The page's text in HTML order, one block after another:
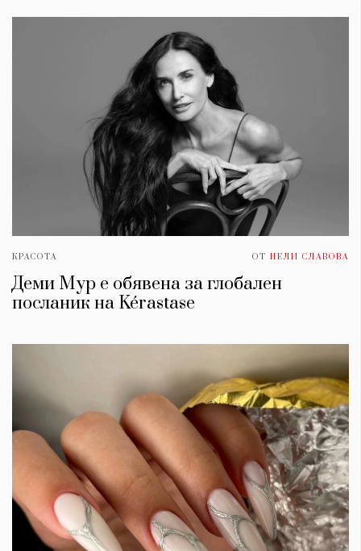
КРАСОТА ОТ НЕЛИ СЛАВОВА
Деми Мур е обявена за глобален
посланик на Kérastase